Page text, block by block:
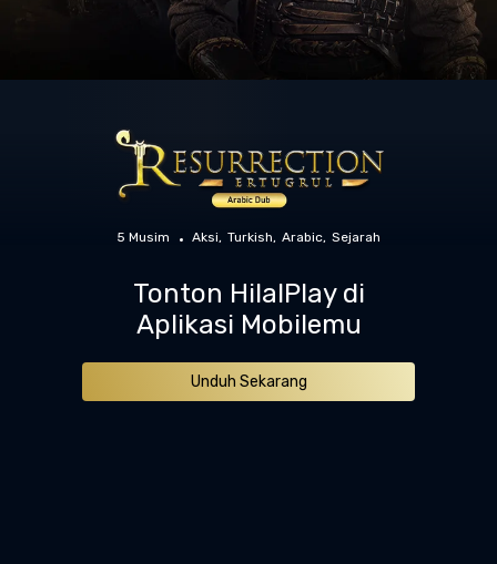
5 Musim Aksi Turkish Arabic Sejarah
Tonton HilalPlay di
Aplikasi Mobilemu
Unduh Sekarang